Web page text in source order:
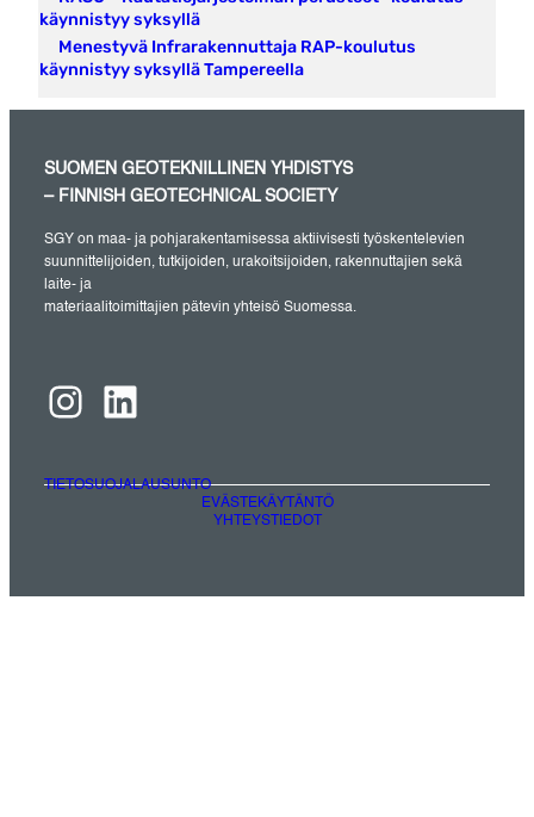
käynnistyy syksyllä
Menestyvä Infrarakennuttaja RAP-koulutus
käynnistyy syksyllä Tampereella
SUOMEN GEOTEKNILLINEN YHDISTYS
– FINNISH GEOTECHNICAL SOCIETY
SGY on maa- ja pohjarakentamisessa aktiivisesti työskentelevien
suunnittelijoiden, tutkijoiden, urakoitsijoiden, rakennuttajien sekä
laite- ja
materiaalitoimittajien pätevin yhteisö Suomessa.
Instagram LinkedIn
TIETOSUOJALAUSUNTO
EVÄSTEKÄYTÄNTÖ
YHTEYSTIEDOT